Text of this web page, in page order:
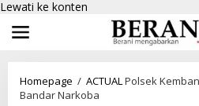
Lewati ke konten
Homepage / ACTUALPolsek
Bandar Narkoba